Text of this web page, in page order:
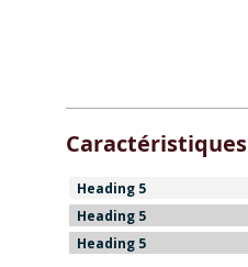
Caractéristiques
Heading 5
Heading 5
Heading 5